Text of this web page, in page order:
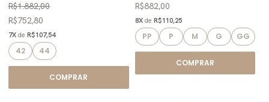
R$1.882,00
R$752,80
7X de R$107,54
42 44
COMPRAR
R$882,00
8X de R$110,25
PP P M G GG
COMPRAR